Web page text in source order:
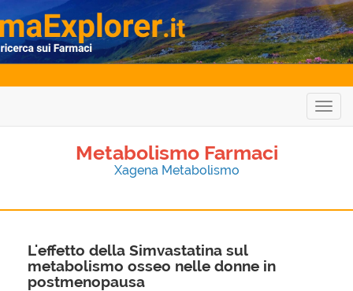
Metabolismo Farmaci
Xagena Metabolismo
L'effetto della Simvastatina sul
metabolismo osseo nelle donne in
postmenopausa